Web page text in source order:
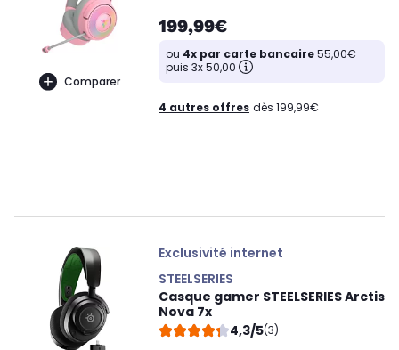
Comparer
199,99€
ou 4x par carte bancaire55,00€
puis 3x 50,00
4 autres offres dès 199,99€
Exclusivité internet
STEELSERIES
Casque gamer STEELSERIES Arctis
Nova 7x
4,3/5(3)